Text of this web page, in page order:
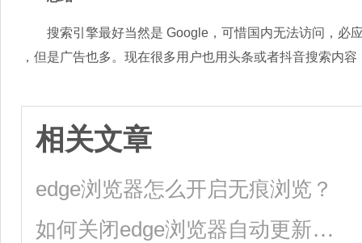
搜索引擎最好当然是 Google，可惜国内无法访问，必
，但是广告也多。现在很多用户也用头条或者抖音搜索内
相关文章
edge浏览器怎么开启无痕浏览？
如何关闭edge浏览器自动更新？edge浏览器关闭自动更新的方法